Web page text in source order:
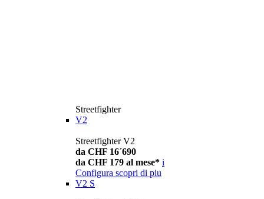
Streetfighter
V2
Streetfighter V2
da CHF 16´690
da CHF 179 al mese* i
Configura scopri di piu
V2 S